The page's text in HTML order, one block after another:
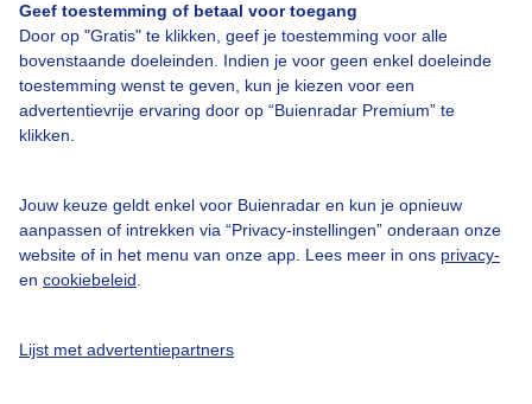
Geef toestemming of betaal voor toegang
Door op "Gratis" te klikken, geef je toestemming voor alle
bovenstaande doeleinden. Indien je voor geen enkel doeleinde
toestemming wenst te geven, kun je kiezen voor een
advertentievrije ervaring door op “Buienradar Premium” te
klikken.
Jouw keuze geldt enkel voor Buienradar en kun je opnieuw
aanpassen of intrekken via “Privacy-instellingen” onderaan onze
website of in het menu van onze app. Lees meer in ons privacy-
en cookiebeleid
Lijst met advertentiepartners
Bedrijfsgegevens
Veelgestelde vragen
Contact
Gebruikersvoorwaarden
Adverteren
Buienradar Team
Cookie beleid